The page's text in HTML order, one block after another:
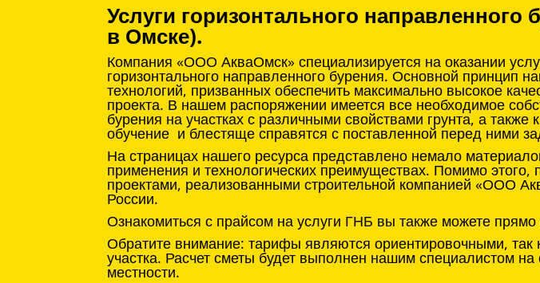
Услуги горизонтального
в Омске).
Компания «ООО АкваОмск» специализируется на оказании
горизонтального направленного бурения. Основной принцип
технологий, призванных обеспечить максимально высокое
проекта. В нашем распоряжении имеется все необходимое
бурения на участках с различными свойствами грунта, а
обучение и блестяще справятся с поставленной перед ними
На страницах нашего ресурса представлено немало
применения и технологических преимуществах. Помимо
проектами, реализованными строительной компанией «ООО
России.
Ознакомиться с прайсом на услуги ГНБ вы также можете
Обратите внимание: тарифы являются ориентировочными, так
участка. Расчет сметы будет выполнен нашим специалистом
местности.